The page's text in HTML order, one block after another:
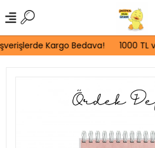
Kargo Bedava! 1000 TL